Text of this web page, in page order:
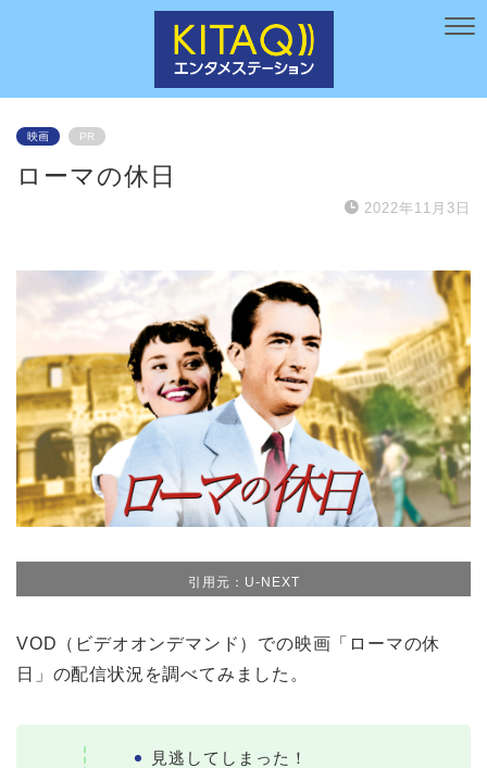
映画 PR
ローマの休日
2022年11月3日
引用元：U-NEXT
VOD（ビデオオンデマンド）での映画「ローマの休
日」の配信状況を調べてみました。
見逃してしまった！